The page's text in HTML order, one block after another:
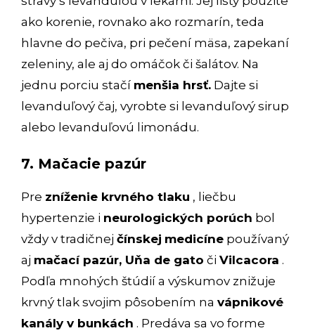
ako korenie, rovnako ako rozmarín, teda
hlavne do pečiva, pri pečení mäsa, zapekaní
zeleniny, ale aj do omáčok či šalátov. Na
jednu porciu stačí menšia hrsť. Dajte si
levanduľový čaj, vyrobte si levanduľový sirup
alebo levanduľovú limonádu.
7. Mačacie pazúr
Pre zníženie krvného tlaku , liečbu
hypertenzie i neurologických porúch bol
vždy v tradičnej čínskej medicíne používaný
aj mačací pazúr, Uňa de gato či Vilcacora .
Podľa mnohých štúdií a výskumov znižuje
krvný tlak svojim pôsobením na vápnikové
kanály v bunkách . Predáva sa vo forme